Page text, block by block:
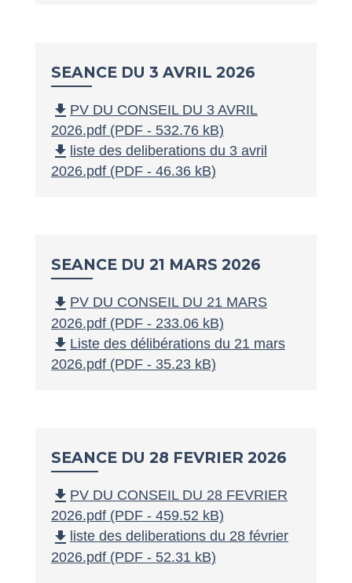
SEANCE DU 3 AVRIL 2026
file_download PV DU CONSEIL DU 3 AVRIL
2026.pdf (PDF - 532.76 kB)
file_download liste des deliberations du 3 avril
2026.pdf (PDF - 46.36 kB)
SEANCE DU 21 MARS 2026
file_download PV DU CONSEIL DU 21 MARS
2026.pdf (PDF - 233.06 kB)
file_download Liste des délibérations du 21 mars
2026.pdf (PDF - 35.23 kB)
SEANCE DU 28 FEVRIER 2026
file_download PV DU CONSEIL DU 28 FEVRIER
2026.pdf (PDF - 459.52 kB)
file_download liste des deliberations du 28 février
2026.pdf (PDF - 52.31 kB)